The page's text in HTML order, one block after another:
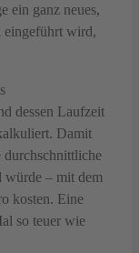
ein ganz neues,
eingeführt wird,
dessen Laufzeit
Damit
durchschnittliche
würde – mit dem
kosten. Eine
so teuer wie